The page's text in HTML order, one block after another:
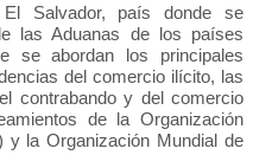
Salvador, país donde se
las Aduanas de los países
se abordan los principales
del comercio ilícito, las
contrabando y del comercio
de la Organización
y la Organización Mundial de